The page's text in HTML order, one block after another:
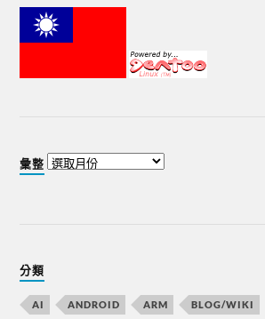
彙整
分類
AI ANDROID ARM BLOG/WIKI